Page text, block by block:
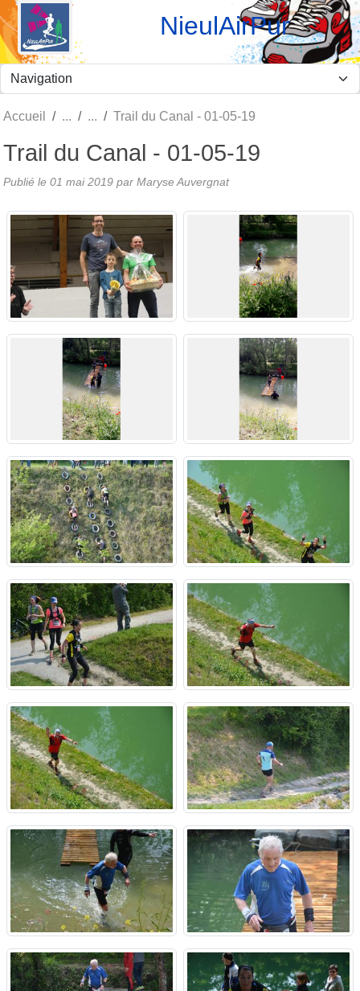
NieulAirPur
Accueil Trail du Canal - 01-05-19
Trail du Canal - 01-05-19
Publié le 01 mai 2019 par Maryse Auvergnat
Panneau de gestion des cookies